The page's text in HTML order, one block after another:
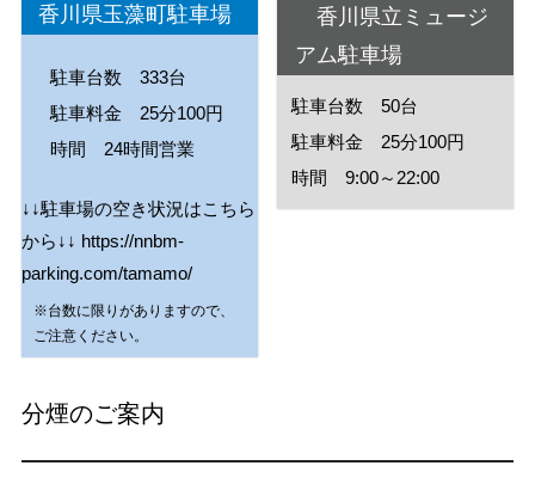
香川県玉藻町駐車場
駐車台数 333台
駐車料金 25分100円
時間 24時間営業
↓↓駐車場の空き状況はこちら
から↓↓ https://nnbm-
parking.com/tamamo/
※台数に限りがありますので、
ご注意ください。
香川県立ミュージ
アム駐車場
駐車台数 50台
駐車料金 25分100円
時間 9:00～22:00
分煙のご案内